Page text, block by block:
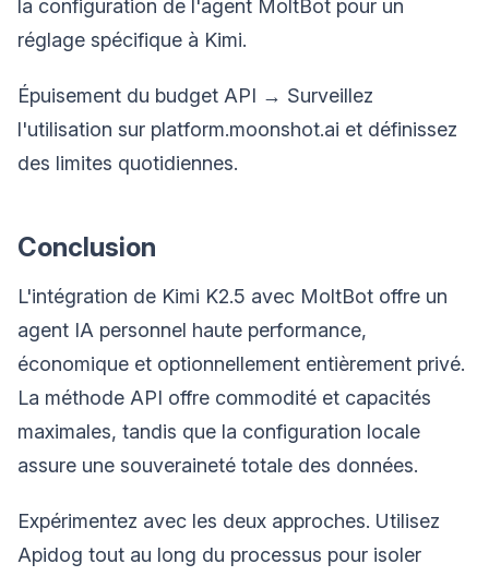
la configuration de l'agent MoltBot pour un
réglage spécifique à Kimi.
Épuisement du budget API → Surveillez
l'utilisation sur platform.moonshot.ai et définissez
des limites quotidiennes.
Conclusion
L'intégration de Kimi K2.5 avec MoltBot offre un
agent IA personnel haute performance,
économique et optionnellement entièrement privé.
La méthode API offre commodité et capacités
maximales, tandis que la configuration locale
assure une souveraineté totale des données.
Expérimentez avec les deux approches. Utilisez
Apidog tout au long du processus pour isoler